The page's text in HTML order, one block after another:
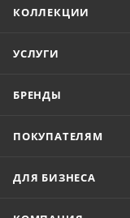
КОЛЛЕКЦИИ
УСЛУГИ
БРЕНДЫ
ПОКУПАТЕЛЯМ
ДЛЯ БИЗНЕСА